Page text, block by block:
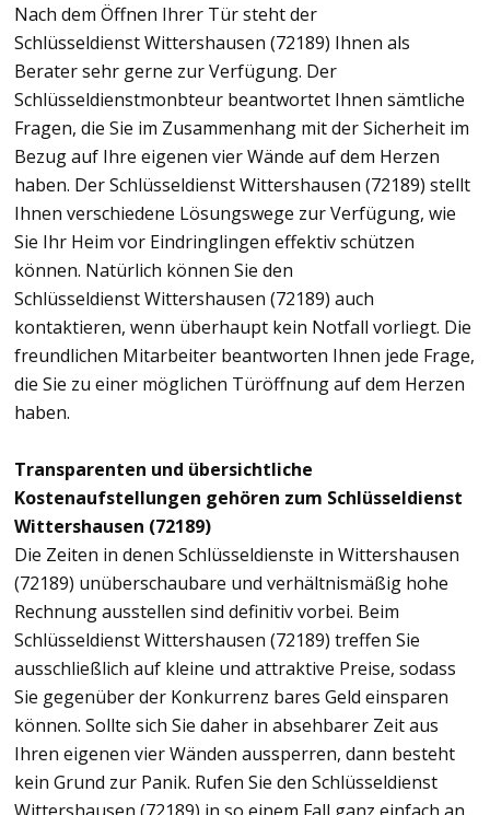
Nach dem Öffnen Ihrer Tür steht der
Schlüsseldienst Wittershausen (72189) Ihnen als
Berater sehr gerne zur Verfügung. Der
Schlüsseldienstmonbteur beantwortet Ihnen sämtliche
Fragen, die Sie im Zusammenhang mit der Sicherheit im
Bezug auf Ihre eigenen vier Wände auf dem Herzen
haben. Der Schlüsseldienst Wittershausen (72189) stellt
Ihnen verschiedene Lösungswege zur Verfügung, wie
Sie Ihr Heim vor Eindringlingen effektiv schützen
können. Natürlich können Sie den
Schlüsseldienst Wittershausen (72189) auch
kontaktieren, wenn überhaupt kein Notfall vorliegt. Die
freundlichen Mitarbeiter beantworten Ihnen jede Frage,
die Sie zu einer möglichen Türöffnung auf dem Herzen
haben.
Transparenten und übersichtliche
Kostenaufstellungen gehören zum Schlüsseldienst
Wittershausen (72189)
Die Zeiten in denen Schlüsseldienste in Wittershausen
(72189) unüberschaubare und verhältnismäßig hohe
Rechnung ausstellen sind definitiv vorbei. Beim
Schlüsseldienst Wittershausen (72189) treffen Sie
ausschließlich auf kleine und attraktive Preise, sodass
Sie gegenüber der Konkurrenz bares Geld einsparen
können. Sollte sich Sie daher in absehbarer Zeit aus
Ihren eigenen vier Wänden aussperren, dann besteht
kein Grund zur Panik. Rufen Sie den Schlüsseldienst